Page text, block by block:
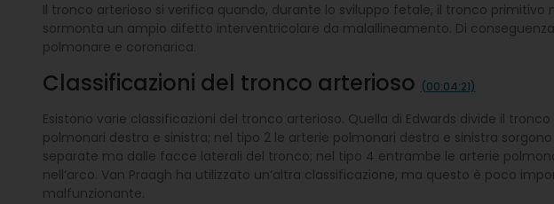
Il tronco arterioso si verifica quando, durante lo sviluppo fetale, il tronco
sormonta un ampio difetto interventricolare da malallineamento. Di
polmonare e coronarica.
Classificazioni del tronco arterioso (00:04:21)
Esistono varie classificazioni del tronco arterioso. Quella di Edwards divide il
polmonari destra e sinistra; nel tipo 2 le arterie polmonari destra e sinistra
separate ma dalle facce laterali del tronco; nel tipo 4 entrambe le arterie
nell’arco. Van Praagh ha utilizzato un’altra classificazione, ma questo è poco
malfunzionante.